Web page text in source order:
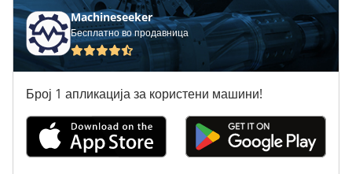
Статистика На Ent
Стрижење На Лост Плоча
Струг 16 K 20
Струг Лесто
Стругарски Струг Db 450
Machineseeker
Бесплатно во продавница
Број 1 апликација за користени машини!